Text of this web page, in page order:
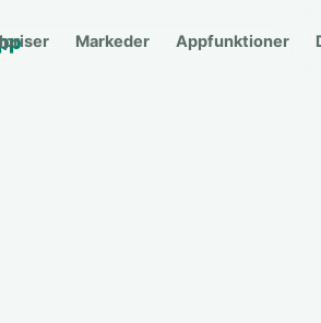
Markeder Appfunktioner